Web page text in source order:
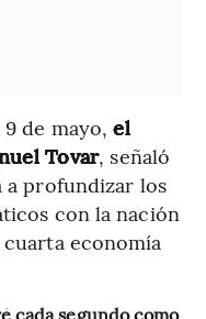
9 de mayo,el
Tovar, señaló
a profundizar los
con la nación
economía
cada segundo como